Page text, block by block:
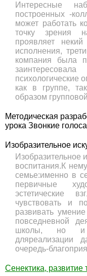
Интересные
построенных -
может работать
точку зрения
проявляет
исполнения,
компания была
психологические
как в группе,
образом
Методическая
урока Звонкие
Изобразительное
Изобразительное
воспитания.К
семье:именно в
первичные
эстетические
чувствовать и
развивать
повседневной
школы, но и
дляреализации
очередь-
Сенектика, развитие